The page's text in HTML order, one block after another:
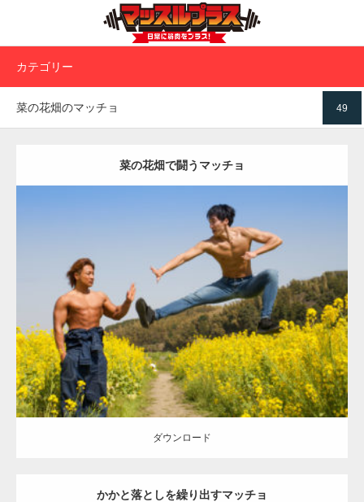
カテゴリー
49
菜の花畑のマッチョ
菜の花畑で闘うマッチョ
Update:2023.02.11
Category: 菜の花畑のマッチョ その他 ONIKKY(デカいよ)
AKIHITO(細マッチョ)
大胸筋 闘うマッチョ 糸島 (福岡)
ダウンロード
ダウンロード
かかと落としを繰り出すマッチョ